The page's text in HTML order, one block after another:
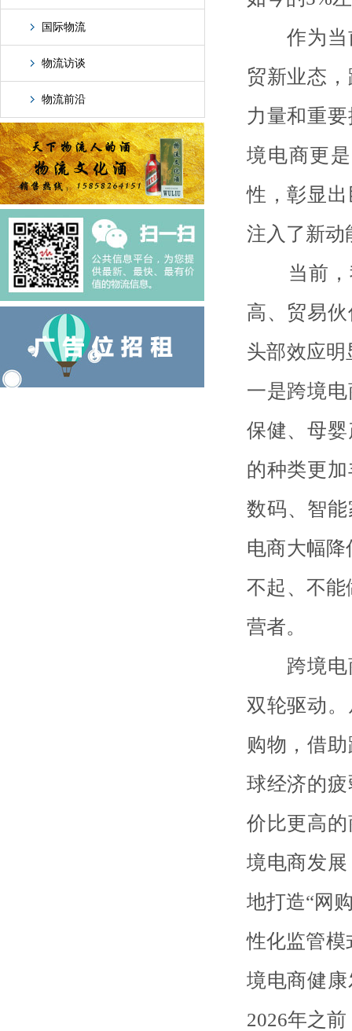
国际物流
物流访谈
物流前沿
作为当前
贸新业态
力量和重
境电商更
性，彰显
注入了新动
当前，我
高、贸易
头部效应
一是跨境
保健、母
的种类更
数码、智
电商大幅
不起、不能
营者。
跨境电商
双轮驱动
购物，借
球经济的
价比更高
境电商发
地打造“网
性化监管模
境电商健
2026年之